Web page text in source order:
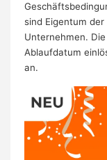
sind Eigentum
Unternehmen.
Ablaufdatum
an.